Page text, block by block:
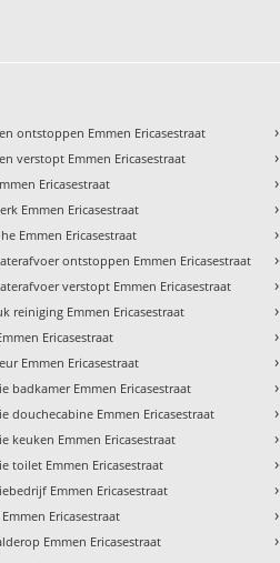
ontstoppen Emmen Ericasestraat
verstopt Emmen Ericasestraat
Ericasestraat
Emmen Ericasestraat
Emmen Ericasestraat
ontstoppen Emmen Ericasestraat
verstopt Emmen Ericasestraat
reiniging Emmen Ericasestraat
Ericasestraat
Emmen Ericasestraat
badkamer Emmen Ericasestraat
douchecabine Emmen Ericasestraat
keuken Emmen Ericasestraat
toilet Emmen Ericasestraat
Emmen Ericasestraat
Ericasestraat
Emmen Ericasestraat
›
›
›
›
›
›
›
›
›
›
›
›
›
›
›
›
›